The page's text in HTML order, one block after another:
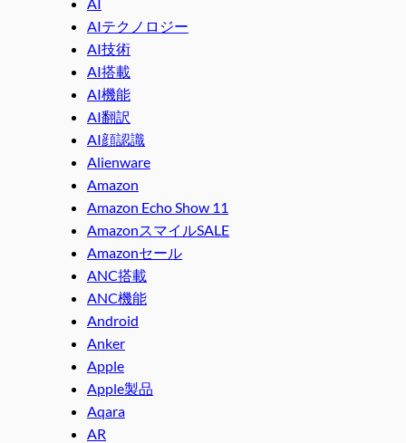
AIテクノロジー
AI技術
AI搭載
AI機能
AI翻訳
AI顔認識
Alienware
Amazon
Amazon Echo Show 11
AmazonスマイルSALE
Amazonセール
ANC搭載
ANC機能
Android
Anker
Apple
Apple製品
Aqara
AR